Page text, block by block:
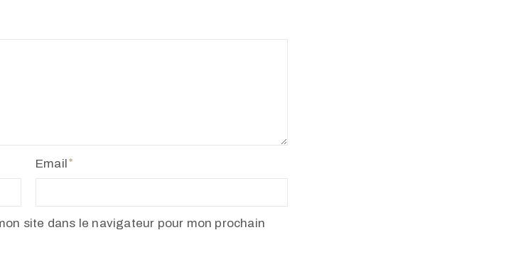
Email
site dans le navigateur pour mon prochain